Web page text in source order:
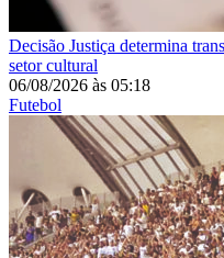
Decisão Justiça determina
setor cultural
06/08/2026 às 05:18
Futebol